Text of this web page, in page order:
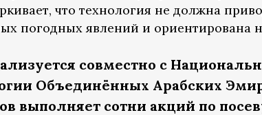
что технология не должна
погодных явлений и ориентирована
совместно с
Объединённых Арабских
выполняет сотни акций по